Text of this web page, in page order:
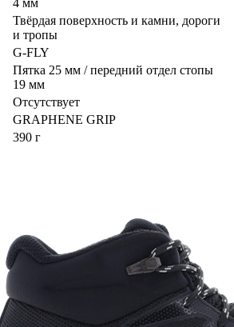
Твёрдая поверхность и камни, дороги
и тропы
G-FLY
Пятка 25 мм / передний отдел стопы
19 мм
Отсутствует
GRAPHENE GRIP
390 г